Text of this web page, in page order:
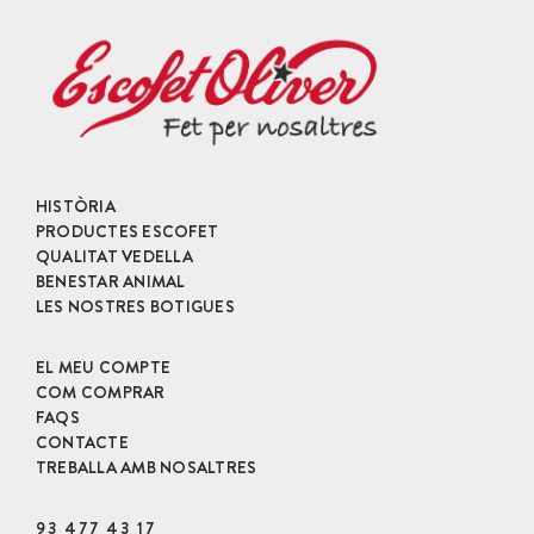
HISTÒRIA
PRODUCTES ESCOFET
QUALITAT VEDELLA
BENESTAR ANIMAL
LES NOSTRES BOTIGUES
EL MEU COMPTE
COM COMPRAR
FAQS
CONTACTE
TREBALLA AMB NOSALTRES
93 477 43 17